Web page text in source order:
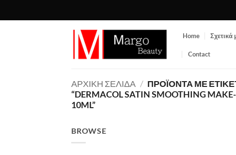
Home Σχετικά
Contact
ΑΡΧΙΚΉ ΣΕΛΊΔΑ / ΠΡΟΪΌΝΤΑ ΜΕ
“DERMACOL SATIN SMOOTHING
10ML”
BROWSE